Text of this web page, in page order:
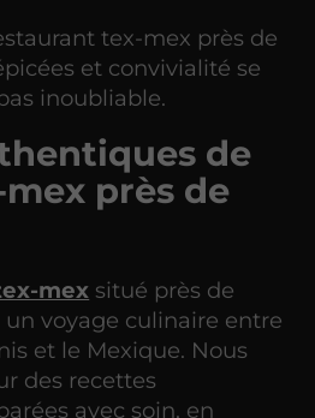
tex-mex près de
et convivialité se
inoubliable.
de
près de
mex situé près de
un voyage culinaire entre
et le Mexique. Nous
des recettes
avec soin, en